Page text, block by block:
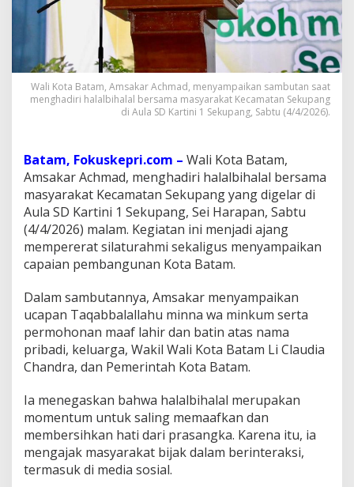
,
A
m
s
a
k
a
r
k
W
a
r
a
J
a
a
a
r
m
o
i
d
a
n
D
u
k
Wali Kota Batam, Amsakar Achmad, menyampaikan sambutan saat
menghadiri halalbihalal bersama masyarakat Kecamatan Sekupang
di Aula SD Kartini 1 Sekupang, Sabtu (4/4/2026).
Batam, Fokuskepri.com – Wali Kota Batam,
Amsakar Achmad, menghadiri halalbihalal bersama
masyarakat Kecamatan Sekupang yang digelar di
Aula SD Kartini 1 Sekupang, Sei Harapan, Sabtu
(4/4/2026) malam. Kegiatan ini menjadi ajang
mempererat silaturahmi sekaligus menyampaikan
capaian pembangunan Kota Batam.
Dalam sambutannya, Amsakar menyampaikan
ucapan Taqabbalallahu minna wa minkum serta
permohonan maaf lahir dan batin atas nama
pribadi, keluarga, Wakil Wali Kota Batam Li Claudia
Chandra, dan Pemerintah Kota Batam.
Ia menegaskan bahwa halalbihalal merupakan
momentum untuk saling memaafkan dan
membersihkan hati dari prasangka. Karena itu, ia
mengajak masyarakat bijak dalam berinteraksi,
termasuk di media sosial.